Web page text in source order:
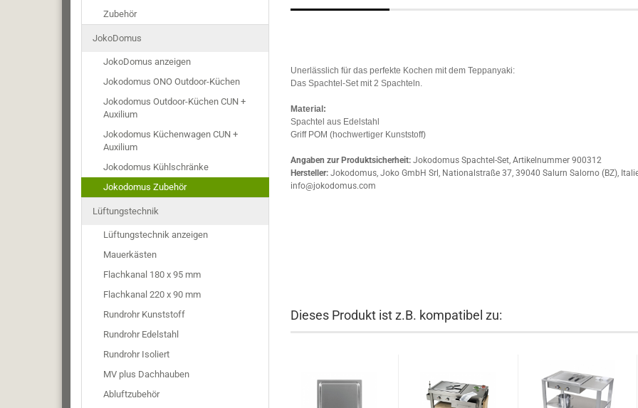
Unerlässlich für das perfekte Kochen mit dem Teppanyaki:
Das Spachtel-Set mit 2 Spachteln.
Material:
Spachtel aus Edelstahl
Griff POM (hochwertiger Kunststoff)
Angaben zur Produktsicherheit: Jokodomus Spachtel-Set, Artikelnummer 900312
Hersteller: Jokodomus, Joko GmbH Srl, Nationalstraße 37, 39040 Salurn Salorno (BZ),
info@jokodomus.com
Dieses Produkt ist z.B. kompatibel zu:
Zubehör
JokoDomus
JokoDomus anzeigen
Jokodomus ONO Outdoor-Küchen
Jokodomus Outdoor-Küchen CUN +
Auxilium
Jokodomus Küchenwagen CUN +
Auxilium
Jokodomus Kühlschränke
Jokodomus Zubehör
Lüftungstechnik
Lüftungstechnik anzeigen
Mauerkästen
Flachkanal 180 x 95 mm
Flachkanal 220 x 90 mm
Rundrohr Kunststoff
Rundrohr Edelstahl
Rundrohr Isoliert
MV plus Dachhauben
Abluftzubehör